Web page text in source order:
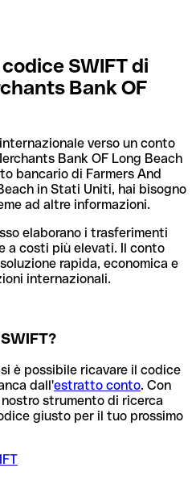
SWIFT di
Bank OF
verso un conto
Bank OF Long Beach
bancario di Farmers And
in Stati Uniti, hai bisogno
ad altre informazioni.
elaborano i trasferimenti
a costi più elevati. Il conto
rapida, economica e
internazionali.
è possibile ricavare il codice
dall'estratto conto. Con
strumento di ricerca
giusto per il tuo prossimo